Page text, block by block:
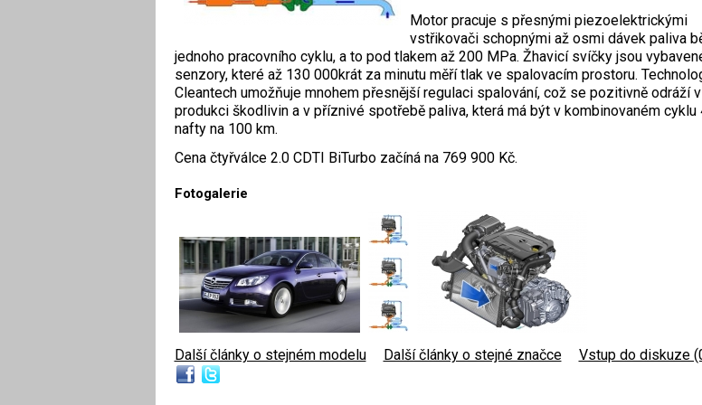
Motor pracuje s přesnými piezoelektrickými
vstřikovači schopnými až osmi dávek paliva
jednoho pracovního cyklu, a to pod tlakem až 200 MPa. Žhavicí svíčky jsou
senzory, které až 130 000krát za minutu měří tlak ve spalovacím prostoru.
Cleantech umožňuje mnohem přesnější regulaci spalování, což se pozitivně odráží
produkci škodlivin a v příznivé spotřebě paliva, která má být v kombinovaném cyklu
nafty na 100 km.
Cena čtyřválce 2.0 CDTI BiTurbo začíná na 769 900 Kč.
Fotogalerie
Další články o stejném modelu Další články o stejné značce Vstup do diskuze